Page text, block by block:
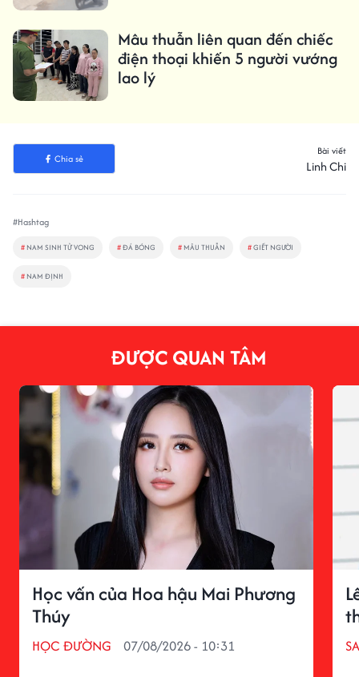
Mâu thuẫn liên quan đến chiếc
điện thoại khiến 5 người vướng
lao lý
Chia sẻ
Bài viết
Linh Chi
#Hashtag
# NAM SINH TỬ VONG #ĐÁ BÓNG # MÂU THUẪN #GIẾT NGƯỜI
# NAM ĐỊNH
ĐƯỢC QUAN TÂM
Học vấn của Hoa hậu Mai Phương
Thúy
HỌC ĐƯỜNG 07/08/2026 - 10:31